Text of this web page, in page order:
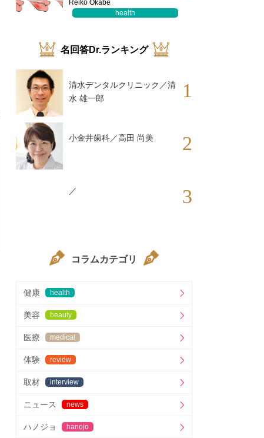
Reiko Okabe
health
名回答Dr.ランキング
清水デンタルクリニック／清
水 雄一郎
1
小金井歯科／高田 尚美 2
／ 3
コラムカテゴリ
健康 health
美容 beauty
医療 medical
体験 review
取材 interview
ニュース news
ハノジョ hanojo